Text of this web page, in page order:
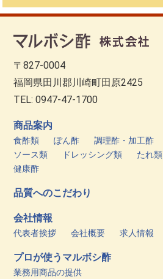
〒827-0004
福岡県田川郡川崎町田原2425
TEL: 0947-47-1700
商品案内
食酢類 ぽん酢 調理酢・加工酢
ソース類
ドレッシング類 たれ類
健康酢
品質へのこだわり
会社情報
代表者挨拶 会社概要 求人情報
プロが使うマルボシ酢
業務用商品の提供